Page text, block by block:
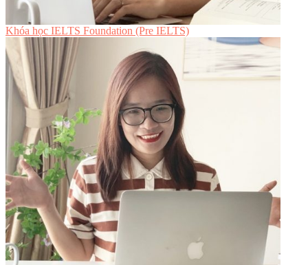
Khóa học IELTS Foundation (Pre IELTS)